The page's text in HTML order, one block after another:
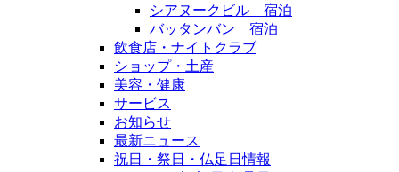
シアヌークビル 宿泊
バッタンバン 宿泊
飲食店・ナイトクラブ
ショップ・土産
美容・健康
サービス
お知らせ
最新ニュース
祝日・祭日・仏足日情報